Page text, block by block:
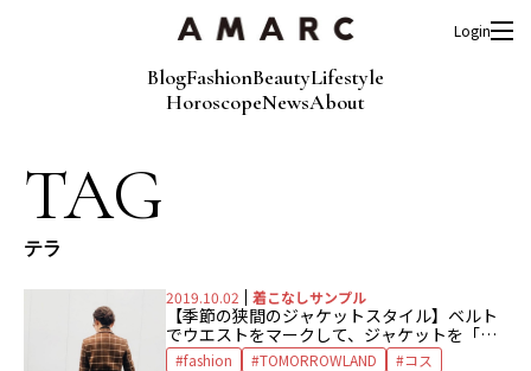
BlogFashionBeautyLifestyle
HoroscopeNewsAbout
Login
TAG
テラ
2019.10.02 着こなしサンプル
【季節の狭間のジャケットスタイル】ベルト
でウエストをマークして、ジャケットを「女
の服」に
fashion TOMORROWLAND
コス